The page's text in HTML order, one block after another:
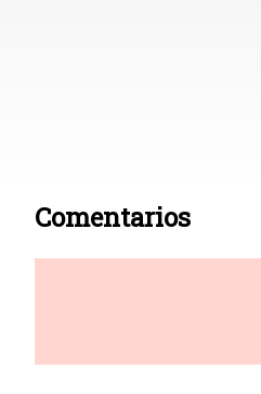
Comentarios